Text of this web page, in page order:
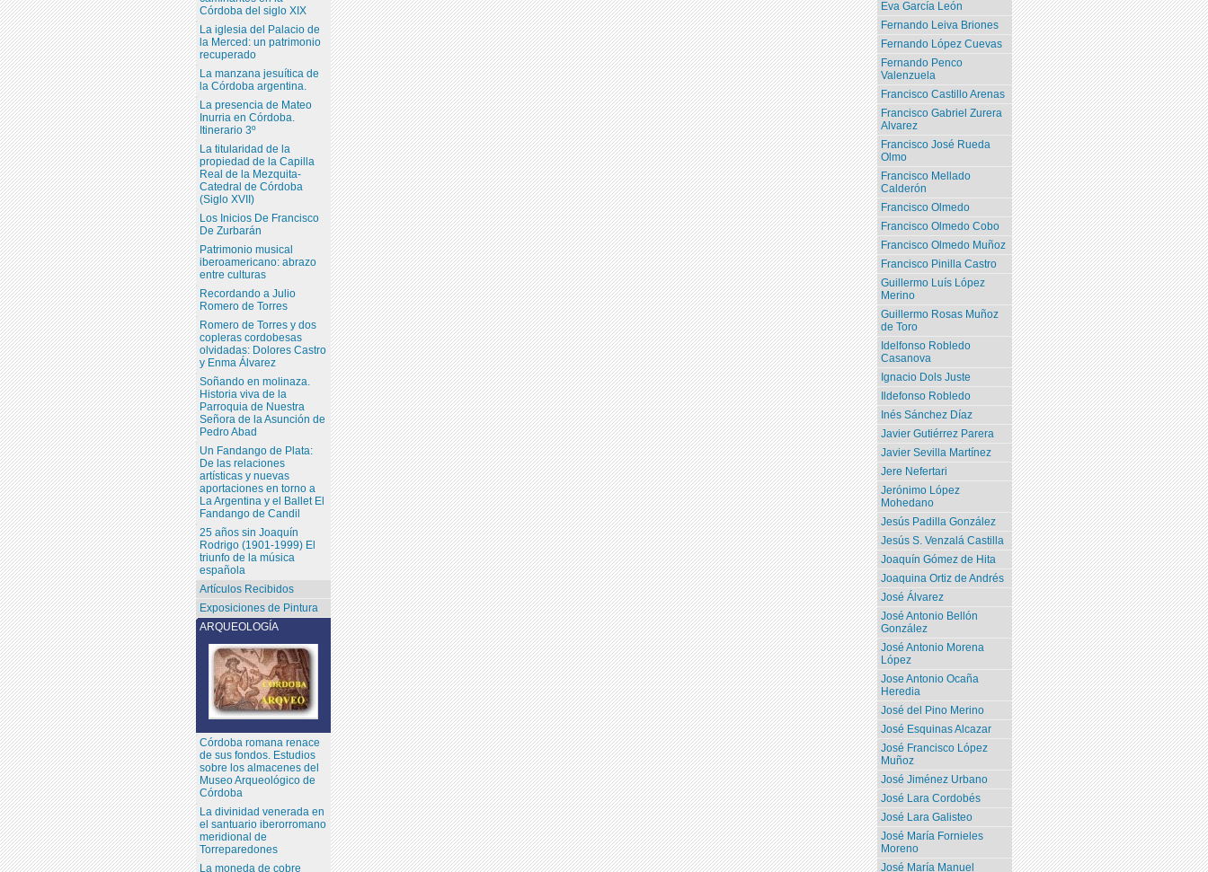
Eva García León
Fernando Leiva Briones
Fernando López Cuevas
Fernando Penco
Valenzuela
Francisco Castillo Arenas
Francisco Gabriel Zurera
Alvarez
Francisco José Rueda
Olmo
Francisco Mellado
Calderón
Francisco Olmedo
Francisco Olmedo Cobo
Francisco Olmedo Muñoz
Francisco Pinilla Castro
Guillermo Luís López
Merino
Guillermo Rosas Muñoz
de Toro
Idelfonso Robledo
Casanova
Ignacio Dols Juste
Ildefonso Robledo
Inés Sánchez Díaz
Javier Gutiérrez Parera
Javier Sevilla Martínez
Jere Nefertari
Jerónimo López
Mohedano
Jesús Padilla González
Jesús S. Venzalá Castilla
Joaquín Gómez de Hita
Joaquina Ortiz de Andrés
José Álvarez
José Antonio Bellón
González
José Antonio Morena
López
Jose Antonio Ocaña
Heredia
José del Pino Merino
José Esquinas Alcazar
José Francisco López
Muñoz
José Jiménez Urbano
José Lara Cordobés
José Lara Galisteo
José María Fornieles
Moreno
José María Manuel
ARQUEOLOGÍA
Córdoba romana renace
de sus fondos. Estudios
sobre los almacenes del
Museo Arqueológico de
Córdoba
La divinidad venerada en
el santuario iberorromano
meridional de
Torreparedones
La moneda de cobre
Córdoba del siglo XIX
La iglesia del Palacio de
la Merced: un patrimonio
recuperado
La manzana jesuítica de
la Córdoba argentina.
La presencia de Mateo
Inurria en Córdoba.
Itinerario 3º
La titularidad de la
propiedad de la Capilla
Real de la Mezquita-
Catedral de Córdoba
(Siglo XVII)
Los Inicios De Francisco
De Zurbarán
Patrimonio musical
iberoamericano: abrazo
entre culturas
Recordando a Julio
Romero de Torres
Romero de Torres y dos
copleras cordobesas
olvidadas: Dolores Castro
y Enma Álvarez
Soñando en molinaza.
Historia viva de la
Parroquia de Nuestra
Señora de la Asunción de
Pedro Abad
Un Fandango de Plata:
De las relaciones
artísticas y nuevas
aportaciones en torno a
La Argentina y el Ballet El
Fandango de Candil
25 años sin Joaquín
Rodrigo (1901-1999) El
triunfo de la música
española
Artículos Recibidos
Exposiciones de Pintura